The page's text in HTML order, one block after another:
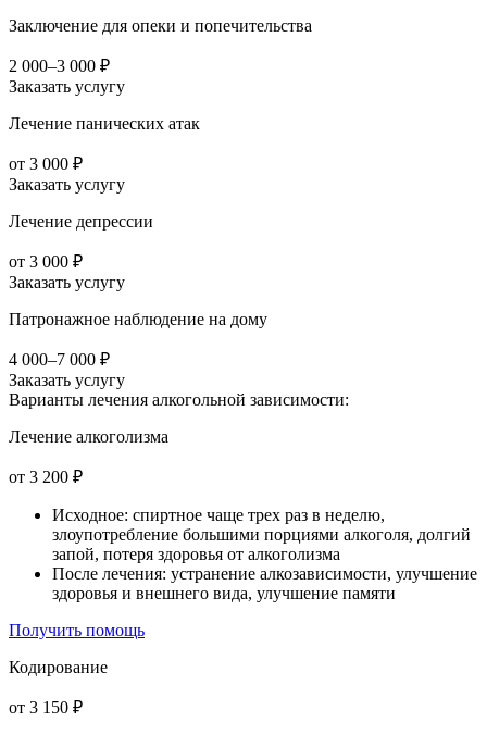
Заключение для опеки и попечительства
2 000–3 000 ₽
Заказать услугу
Лечение панических атак
от 3 000 ₽
Заказать услугу
Лечение депрессии
от 3 000 ₽
Заказать услугу
Патронажное наблюдение на дому
4 000–7 000 ₽
Заказать услугу
Варианты лечения алкогольной зависимости:
Лечение алкоголизма
от 3 200 ₽
Исходное: спиртное чаще трех раз в неделю,
злоупотребление большими порциями алкоголя, долгий
запой, потеря здоровья от алкоголизма
После лечения: устранение алкозависимости, улучшение
здоровья и внешнего вида, улучшение памяти
Получить помощь
Кодирование
от 3 150 ₽